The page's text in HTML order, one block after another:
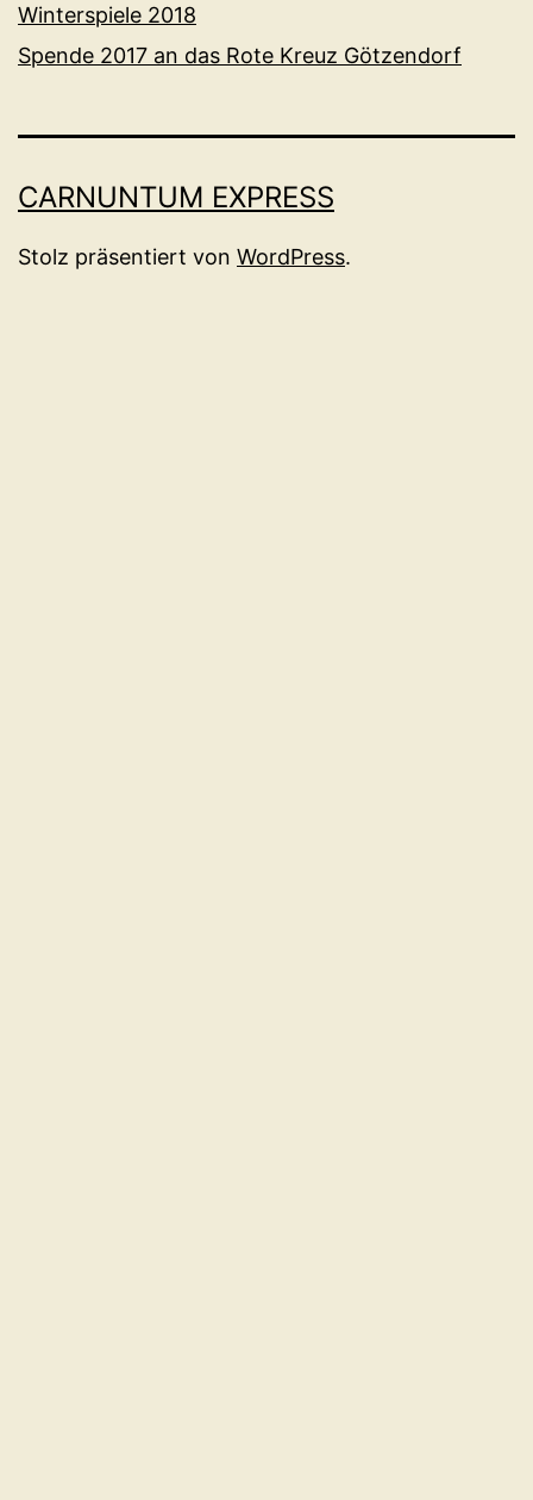
Winterspiele 2018
Spende 2017 an das Rote Kreuz Götzendorf
CARNUNTUM EXPRESS
Stolz präsentiert von WordPress.